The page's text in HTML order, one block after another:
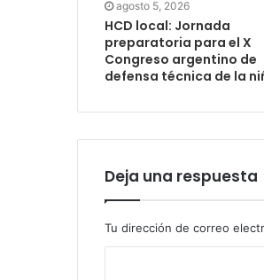
agosto 5, 2026
HCD local: Jornada
preparatoria para el X
Congreso argentino de
defensa técnica de la
Deja una respuesta
Tu dirección de correo